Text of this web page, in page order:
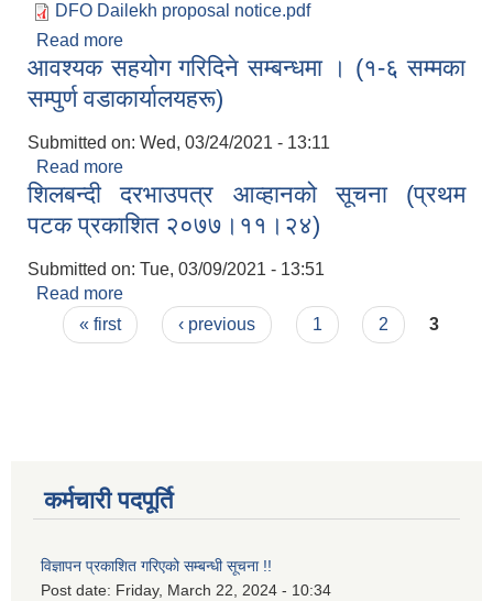
DFO Dailekh proposal notice.pdf
Read more
सम्बन्धी सूचना ।।
आवश्यक सहयोग गरिदिने सम्बन्धमा । (१-६ सम्मका
सम्पुर्ण वडाकार्यालयहरू)
Submitted on: Wed, 03/24/2021 - 13:11
Read more
सम्पुर्ण वडाकार्यालयहरू)
शिलबन्दी दरभाउपत्र आव्हानको सूचना (प्रथम
पटक प्रकाशित २०७७।११।२४)
Submitted on: Tue, 03/09/2021 - 13:51
Read more
प्रकाशित २०७७।११।२४)
Pages
« first ‹ previous 1 2 3
कर्मचारी पदपूर्ति
विज्ञापन प्रकाशित गरिएको सम्बन्धी सूचना !!
Post date: Friday, March 22, 2024 - 10:34